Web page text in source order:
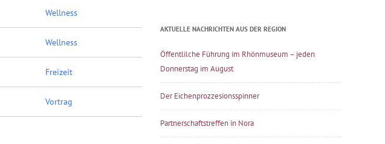
Wellness
Wellness
Freizeit
Vortrag
AKTUELLE NACHRICHTEN AUS DER REGION
Öffentlilche Führung im Rhönmuseum – jeden
Donnerstag im August
Der Eichenprozzesionsspinner
Partnerschaftstreffen in Nora